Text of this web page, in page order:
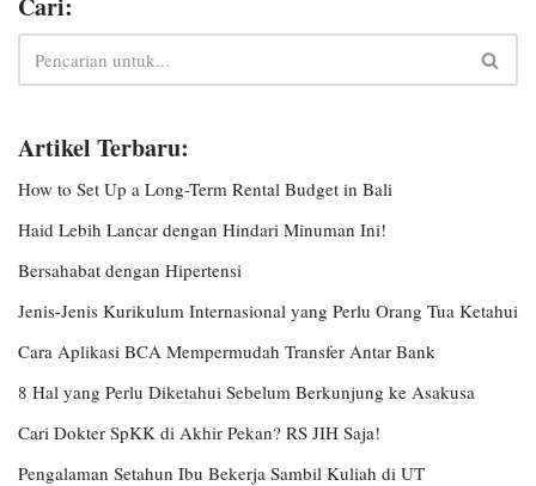
Artikel Terbaru:
How to Set Up a Long-Term Rental Budget in Bali
Haid Lebih Lancar dengan Hindari Minuman Ini!
Bersahabat dengan Hipertensi
Jenis-Jenis Kurikulum Internasional yang Perlu Orang Tua Ketahui
Cara Aplikasi BCA Mempermudah Transfer Antar Bank
8 Hal yang Perlu Diketahui Sebelum Berkunjung ke Asakusa
Cari Dokter SpKK di Akhir Pekan? RS JIH Saja!
Pengalaman Setahun Ibu Bekerja Sambil Kuliah di UT